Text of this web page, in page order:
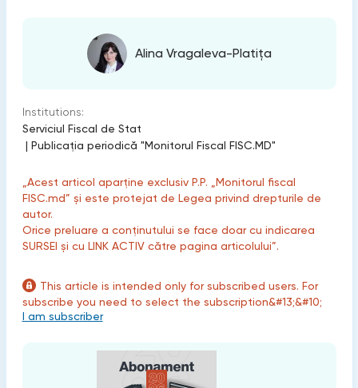
Alina Vragaleva-Platița
Institutions:
Serviciul Fiscal de Stat
| Publicaţia periodică "Monitorul Fiscal FISC.MD"
„Acest articol aparține exclusiv P.P. „Monitorul fiscal
FISC.md” și este protejat de Legea privind drepturile de
autor.
Orice preluare a conținutului se face doar cu indicarea
SURSEI și cu LINK ACTIV către pagina articolului”.
This article is intended only for subscribed users. For
subscribe you need to select the subscription&#13;&#10;
I am subscriber